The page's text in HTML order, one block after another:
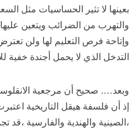
بعينها لا تثير الحساسيات مثل
والتهرب من الضرائب ويتعين عليها
وإتاحة فرص التعليم لها ولن
التدخل الذي لا يحمل أجندة خفية
وبعد…. صحيح أن مرجعية
إذ أن فلسفة هيقل التاريخية
،الصينية والهندية والفارسية